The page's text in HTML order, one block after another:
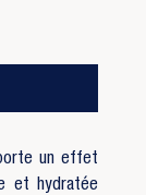
un effet
et hydratée